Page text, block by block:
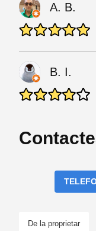
A. B.
B. I.
De la proprietar